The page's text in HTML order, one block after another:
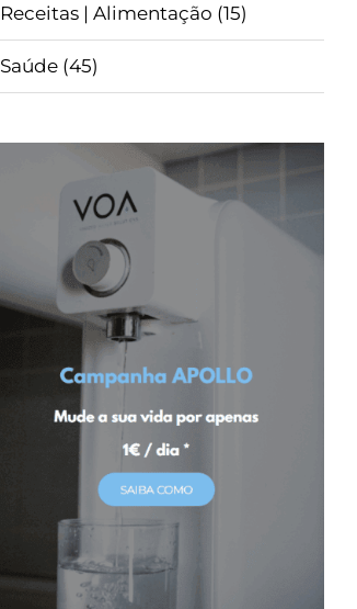
Receitas | Alimentação (15)
Saúde (45)